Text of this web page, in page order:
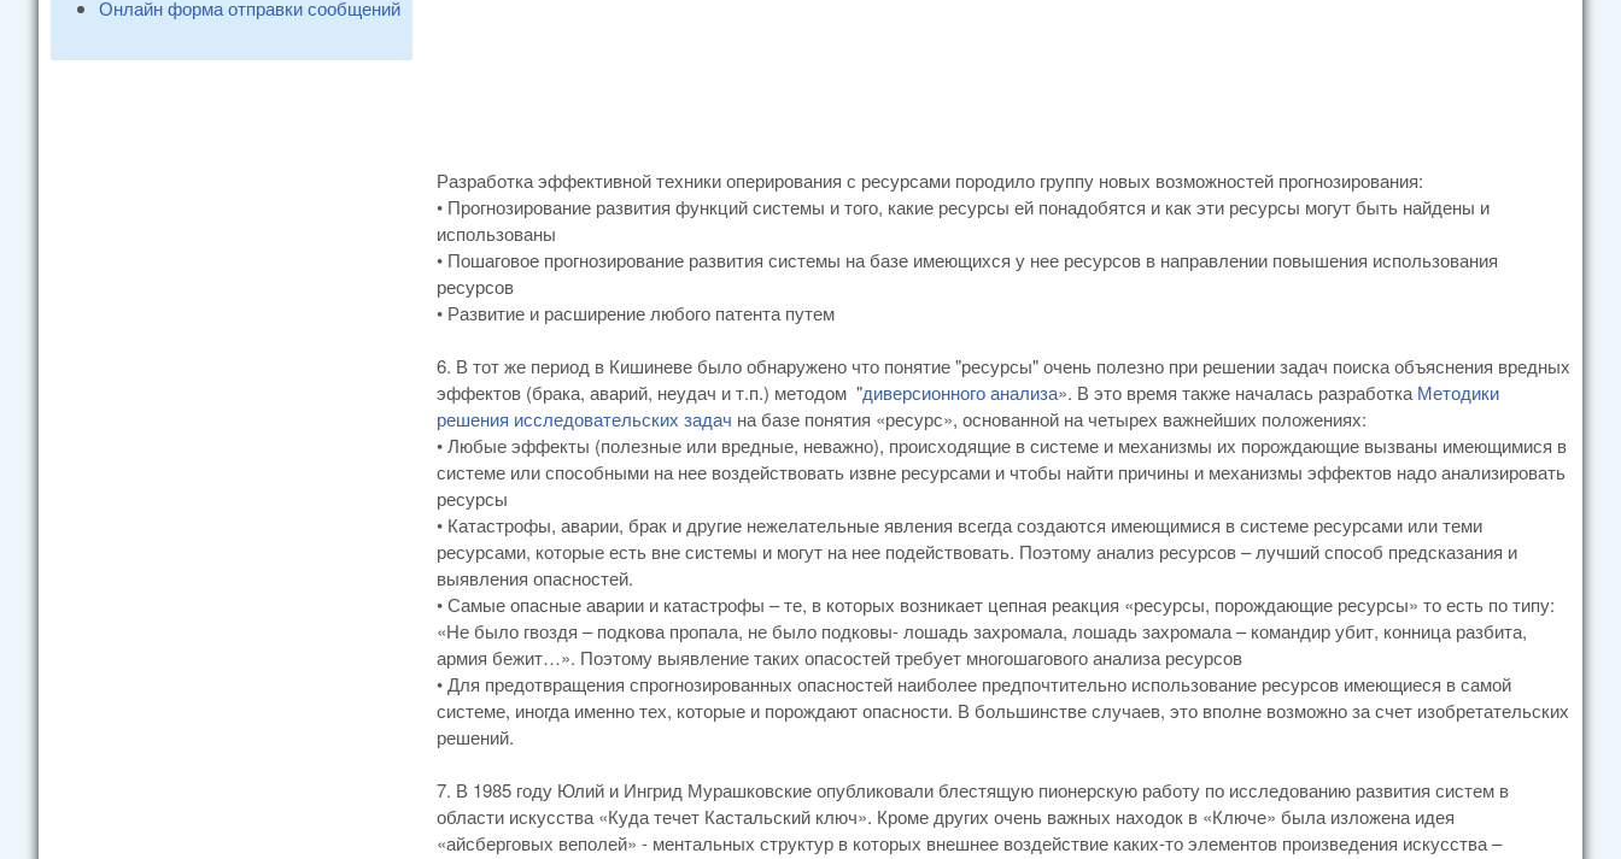
Разработка эффективной техники оперирования с ресурсами породило группу новых возможностей прогнозирования:
• Прогнозирование развития функций системы и того, какие ресурсы ей понадобятся и как эти ресурсы могут быть найдены и
использованы
• Пошаговое прогнозирование развития системы на базе имеющихся у нее ресурсов в направлении повышения использования
ресурсов
• Развитие и расширение любого патента путем
6. В тот же период в Кишиневе было обнаружено что понятие "ресурсы" очень полезно при решении задач поиска объяснения вредных
эффектов (брака, аварий, неудач и т.п.) методом "диверсионного анализа». В это время также началась разработка Методики
решения исследовательских задач на базе понятия «ресурс», основанной на четырех важнейших положениях:
• Любые эффекты (полезные или вредные, неважно), происходящие в системе и механизмы их порождающие вызваны имеющимися в
системе или способными на нее воздействовать извне ресурсами и чтобы найти причины и механизмы эффектов надо анализировать
ресурсы
• Катастрофы, аварии, брак и другие нежелательные явления всегда создаются имеющимися в системе ресурсами или теми
ресурсами, которые есть вне системы и могут на нее подействовать. Поэтому анализ ресурсов – лучший способ предсказания и
выявления опасностей.
• Самые опасные аварии и катастрофы – те, в которых возникает цепная реакция «ресурсы, порождающие ресурсы» то есть по типу:
«Не было гвоздя – подкова пропала, не было подковы- лошадь захромала, лошадь захромала – командир убит, конница разбита,
армия бежит…». Поэтому выявление таких опасостей требует многошагового анализа ресурсов
• Для предотвращения спрогнозированных опасностей наиболее предпочтительно использование ресурсов имеющиеся в самой
системе, иногда именно тех, которые и порождают опасности. В большинстве случаев, это вполне возможно за счет изобретательских
решений.
7. В 1985 году Юлий и Ингрид Мурашковские опубликовали блестящую пионерскую работу по исследованию развития систем в
области искусства «Куда течет Кастальский ключ». Кроме других очень важных находок в «Ключе» была изложена идея
«айсберговых веполей» - ментальных структур в которых внешнее воздействие каких-то элементов произведения искусства –
Онлайн форма отправки сообщений